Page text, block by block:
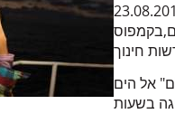
,בקמפוס
חינוך
אל הים
בשעות